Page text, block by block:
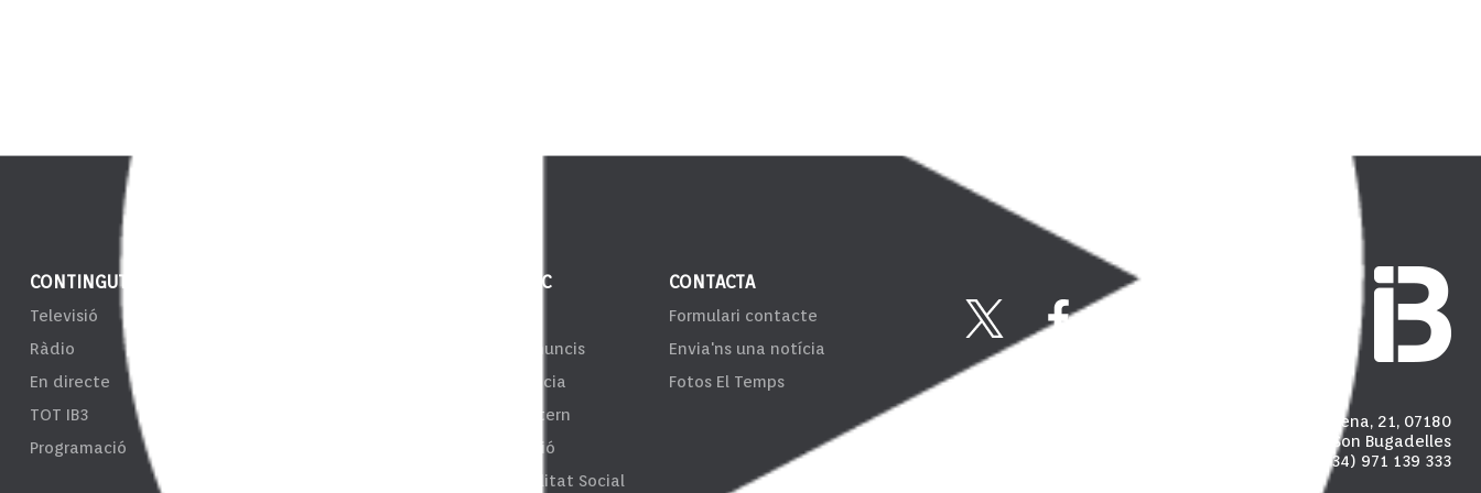
CONTINGUT
Televisió
Ràdio
En directe
TOT IB3
Programació
ENS PÚBLIC
Tauler d'anuncis
Transparència
Sistema Intern
d'Informació
Responsibilitat Social
CONTACTA
Formulari contacte
Envia'ns una notícia
Fotos El Temps
Carrer Madalena, 21, 07180
Polígon industrial de Son Bugadelles
(+34) 971 139 333